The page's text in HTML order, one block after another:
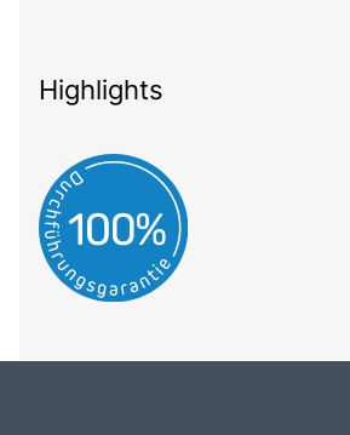
Highlights